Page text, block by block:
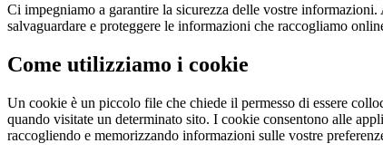
Ci impegniamo a garantire la sicurezza delle vostre
salvaguardare e proteggere le informazioni che raccogliamo
Come utilizziamo i cookie
Un cookie è un piccolo file che chiede il permesso di essere
quando visitate un determinato sito. I cookie consentono alle
raccogliendo e memorizzando informazioni sulle vostre